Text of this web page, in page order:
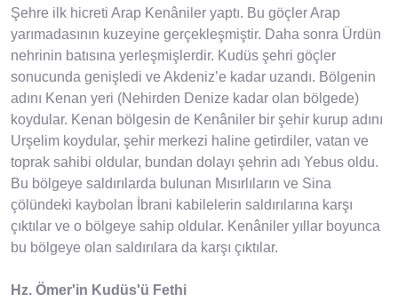
Şehre ilk hicreti Arap Kenâniler yaptı. Bu göçler Arap
yarımadasının kuzeyine gerçekleşmiştir. Daha sonra Ürdün
nehrinin batısına yerleşmişlerdir. Kudüs şehri göçler
sonucunda genişledi ve Akdeniz’e kadar uzandı. Bölgenin
adını Kenan yeri (Nehirden Denize kadar olan bölgede)
koydular. Kenan bölgesin de Kenâniler bir şehir kurup adını
Urşelim koydular, şehir merkezi haline getirdiler, vatan ve
toprak sahibi oldular, bundan dolayı şehrin adı Yebus oldu.
Bu bölgeye saldırılarda bulunan Mısırlıların ve Sina
çölündeki kaybolan İbrani kabilelerin saldırılarına karşı
çıktılar ve o bölgeye sahip oldular. Kenâniler yıllar boyunca
bu bölgeye olan saldırılara da karşı çıktılar.
Hz. Ömer'in Kudüs'ü Fethi